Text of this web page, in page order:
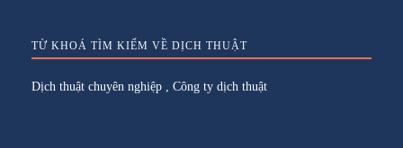
TỪ KHOÁ TÌM KIẾM VỀ DỊCH THUẬT
Dịch thuật chuyên nghiệp Công ty dịch thuật